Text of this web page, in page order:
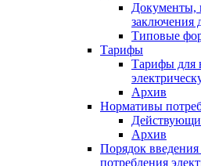
Документы,
заключения
Типовые
Тарифы
Тарифы для
Архив
Нормативы
Архив
Порядок
потребления